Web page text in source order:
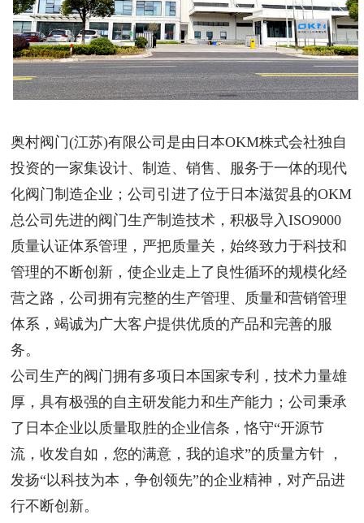
奥村阀门(江苏)有限公司是由日本OKM株式会社独自
投资的一家集设计、制造、销售、服务于一体的现代
化阀门制造企业；公司引进了位于日本滋贺县的OKM
总公司先进的阀门生产制造技术，积极导入ISO9000
质量认证体系管理，严把质量关，始终致力于科技和
管理的不断创新，使企业走上了良性循环的规模化经
营之路，公司拥有完整的生产管理、质量和营销管理
体系，竭诚为广大客户提供优质的产品和完善的服
务。
公司生产的阀门拥有多项日本国家专利，技术力量雄
厚，具有极强的自主研发能力和生产能力；公司秉承
了日本企业以质量取胜的企业信条，恪守“开源节
流，收发自如，您的满意，我的追求”的质量方针 ，
发扬“以科技为本，争创领先”的企业精神，对产品进
行不断创新。